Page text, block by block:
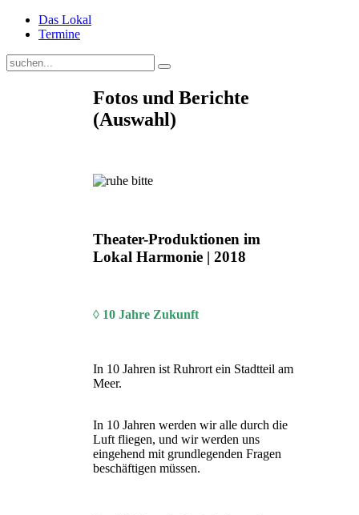
Das Lokal
Termine
Fotos und Berichte
(Auswahl)
Theater-Produktionen im
Lokal Harmonie | 2018
◊ 10 Jahre Zukunft
In 10 Jahren ist Ruhrort ein Stadtteil am
Meer.
In 10 Jahren werden wir alle durch die
Luft fliegen, und wir werden uns
eingehend mit grundlegenden Fragen
beschäftigen müssen.